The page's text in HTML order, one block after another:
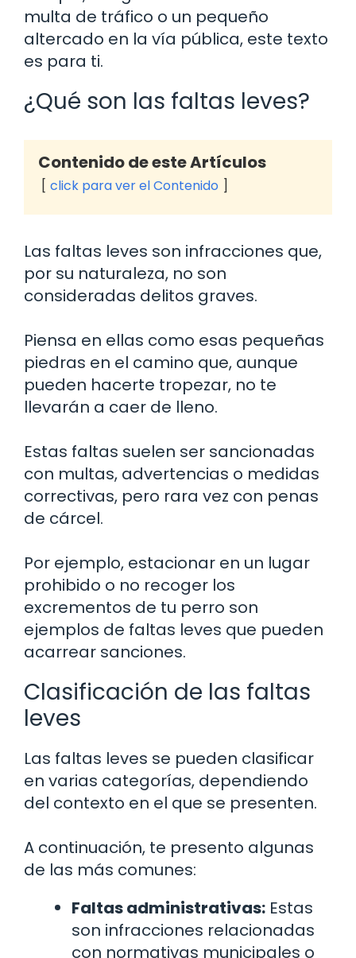
multa de tráfico o un pequeño
altercado en la vía pública, este texto
es para ti.
¿Qué son las faltas leves?
Contenido de este Artículos
click para ver el Contenido
Las faltas leves son infracciones que,
por su naturaleza, no son
consideradas delitos graves.
Piensa en ellas como esas pequeñas
piedras en el camino que, aunque
pueden hacerte tropezar, no te
llevarán a caer de lleno.
Estas faltas suelen ser sancionadas
con multas, advertencias o medidas
correctivas, pero rara vez con penas
de cárcel.
Por ejemplo, estacionar en un lugar
prohibido o no recoger los
excrementos de tu perro son
ejemplos de faltas leves que pueden
acarrear sanciones.
Clasificación de las faltas
leves
Las faltas leves se pueden clasificar
en varias categorías, dependiendo
del contexto en el que se presenten.
A continuación, te presento algunas
de las más comunes:
Faltas administrativas: Estas
son infracciones relacionadas
con normativas municipales o